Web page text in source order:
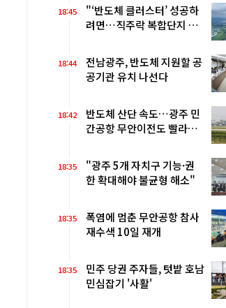
18:45
"‘반도체 클러스터’ 성공하
려면…직주락 복합단지 구
18:44
전남광주, 반도체 지원할 공
공기관 유치 나선다
18:42
반도체 산단 속도…광주 민
간공항 무안이전도 빨라질
18:35
"광주 5개 자치구 기능·권
한 확대해야 불균형 해소"
18:35
폭염에 멈춘 무안공항 참사
재수색 10일 재개
18:35
민주 당권 주자들, 텃밭 호남
민심잡기 '사활'